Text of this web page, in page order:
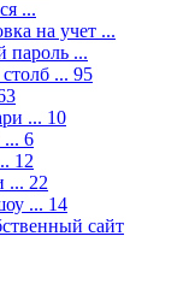
...
на учет ...
пароль ...
... 95
... 10
6
12
... 22
... 14
сайт